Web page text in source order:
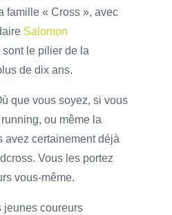
famille « Cross », avec
Salomon
sont le pilier de la
de dix ans.
que vous soyez, si vous
ou même la
avez certainement déjà
Vous les portez
vous-même.
jeunes coureurs